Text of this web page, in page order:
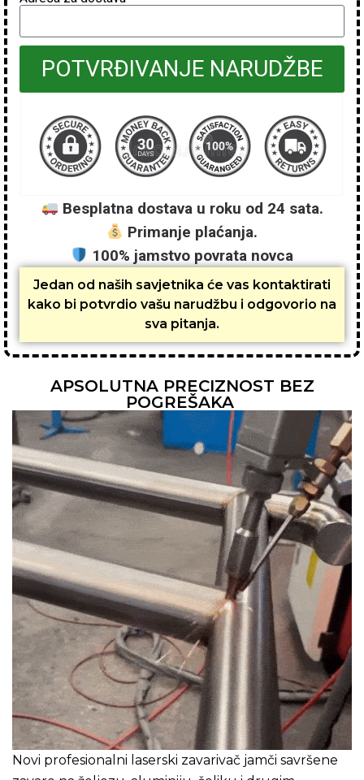
POTVRĐIVANJE NARUDŽBE
Besplatna dostava u roku od 24 sata.
Primanje plaćanja.
100% jamstvo povrata novca
Jedan od naših savjetnika će vas kontaktirati
kako bi potvrdio vašu narudžbu i odgovorio na
sva pitanja.
APSOLUTNA PRECIZNOST BEZ
POGREŠAKA
Novi profesionalni laserski zavarivač jamči savršene